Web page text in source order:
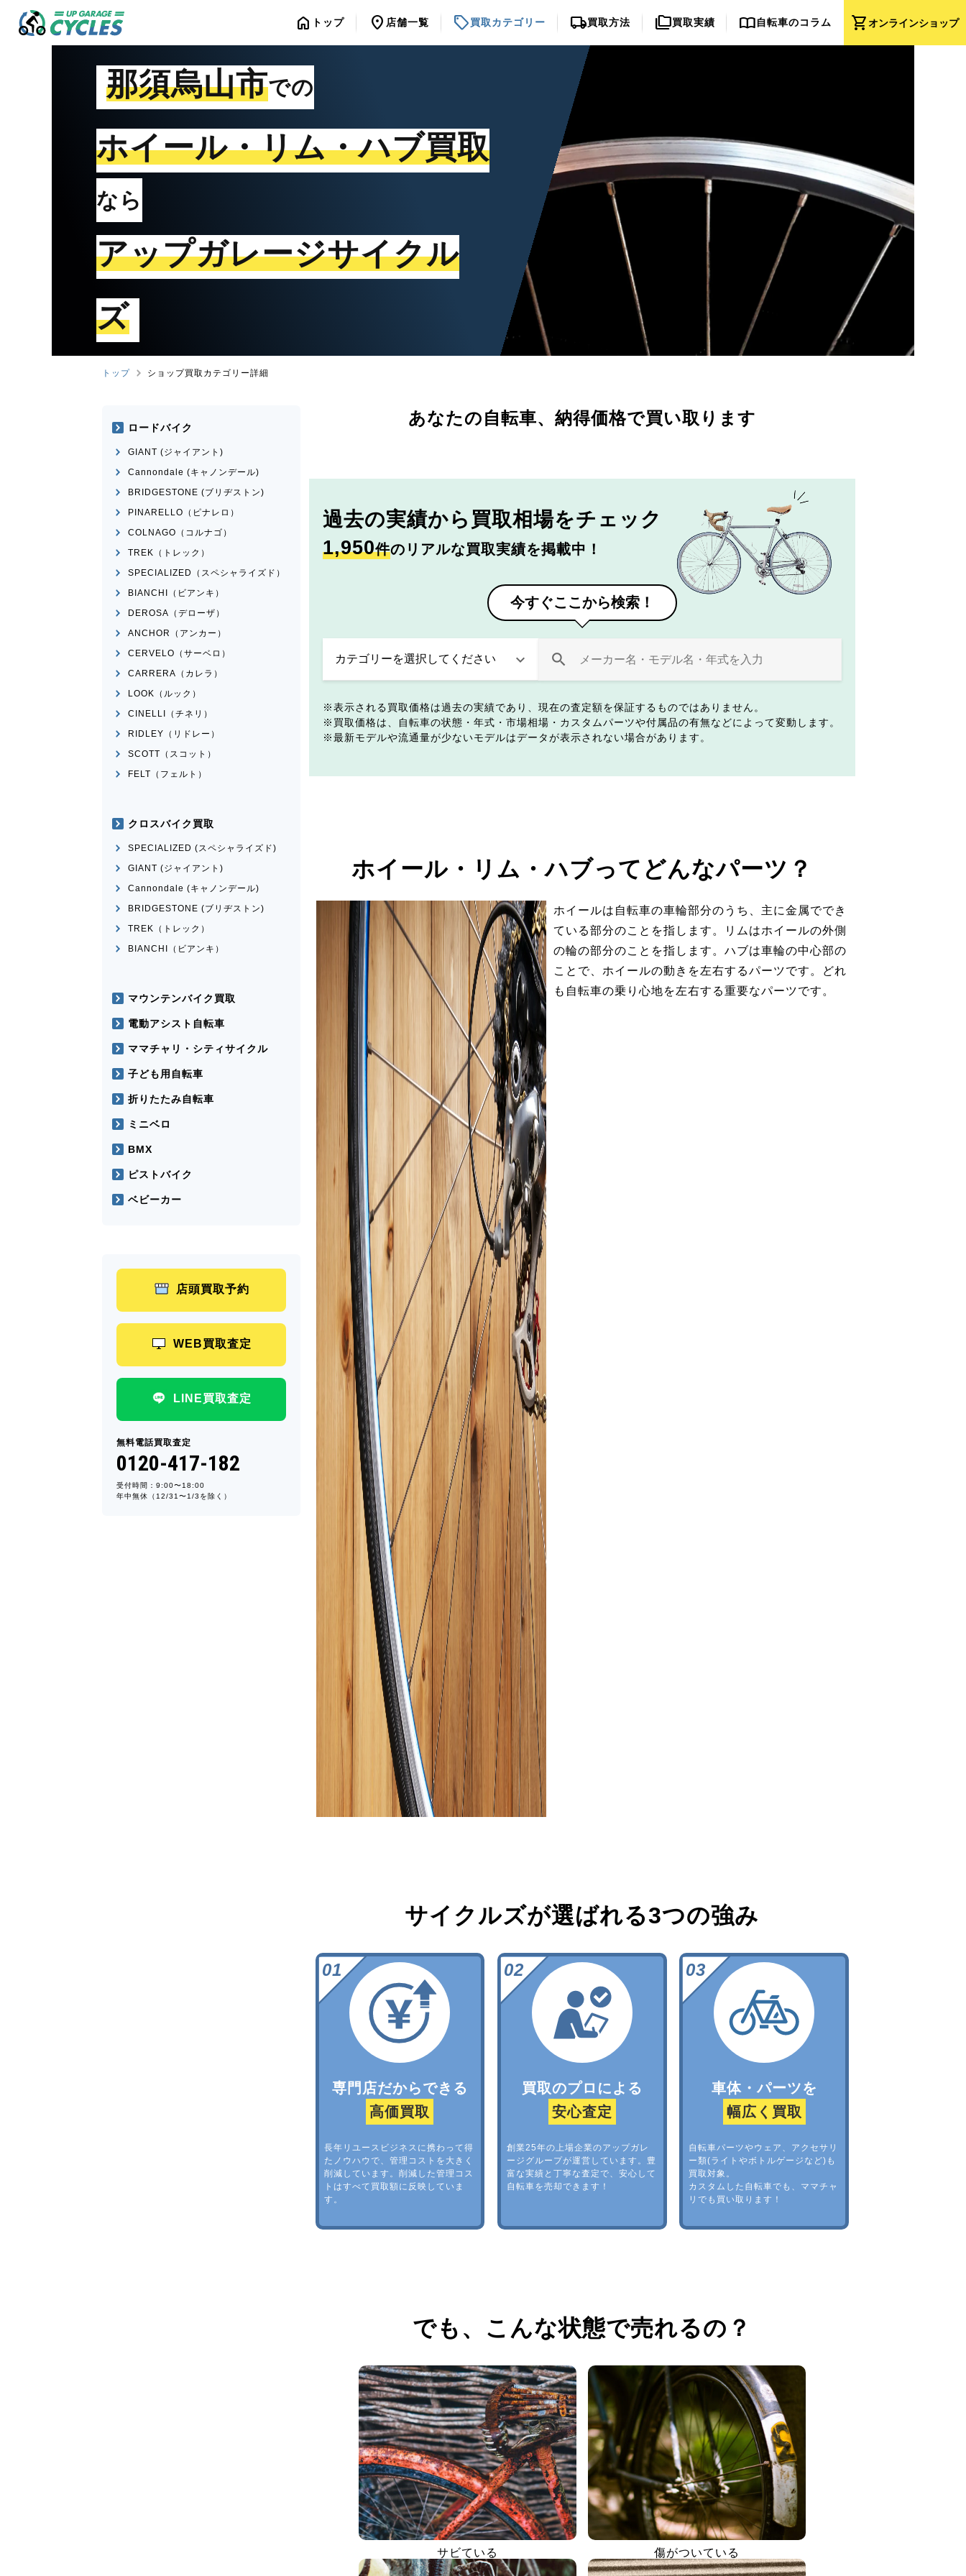
shopping_cartオンラインショップ
home トップ location_on 店舗一覧 sell買取カテゴリー local_shipping買取方法 folder_copy買取実績 import_contacts自転車のコラム
那須烏山市での
ホイール・リム・ハブ買取
なら
アップガレージサイクル
ズ
トップ ショップ買取カテゴリー詳細
あなたの自転車、 納得価格で買い取ります
過去の実績から 買取相場をチェック
1,950件のリアルな買取実績を掲載中！
今すぐここから検索！
表示される買取価格は過去の実績であり、現在の査定額を保証するものではありません。
買取価格は、自転車の状態・年式・市場相場・カスタムパーツや付属品の有無などによって変動します。
最新モデルや流通量が少ないモデルはデータが表示されない場合があります。
ホイール・リム・ハブってどんなパーツ？
ホイールは自転車の車輪部分のうち、主に金属ででき
ている部分のことを指します。リムはホイールの外側
の輪の部分のことを指します。ハブは車輪の中心部の
ことで、ホイールの動きを左右するパーツです。どれ
も自転車の乗り心地を左右する重要なパーツです。
サイクルズが選ばれる3つの強み
専門店だからできる
高価買取
長年リユースビジネスに携わって得
たノウハウで、管理コストを大きく
削減しています。削減した管理コス
トはすべて買取額に反映していま
す。
買取のプロによる
安心査定
創業25年の上場企業のアップガレ
ージグループが運営しています。豊
富な実績と丁寧な査定で、安心して
自転車を売却できます！
車体・パーツを
幅広く買取
自転車パーツやウェア、アクセサリ
ー類(ライトやボトルゲージなど)も
買取対象。
カスタムした自転車でも、ママチャ
リでも買い取ります！
でも、 こんな状態で売れるの？
サビている 傷がついている
ロードバイク
GIANT (ジャイアント)
Cannondale (キャノンデール)
BRIDGESTONE (ブリヂストン)
PINARELLO（ピナレロ）
COLNAGO（コルナゴ）
TREK（トレック）
SPECIALIZED（スペシャライズド）
BIANCHI（ビアンキ）
DEROSA（デローザ）
ANCHOR（アンカー）
CERVELO（サーベロ）
CARRERA（カレラ）
LOOK（ルック）
CINELLI（チネリ）
RIDLEY（リドレー）
SCOTT（スコット）
FELT（フェルト）
クロスバイク買取
SPECIALIZED (スペシャライズド)
GIANT (ジャイアント)
Cannondale (キャノンデール)
BRIDGESTONE (ブリヂストン)
TREK（トレック）
BIANCHI（ビアンキ）
マウンテンバイク買取
電動アシスト自転車
ママチャリ・シティサイクル
子ども用自転車
折りたたみ自転車
ミニベロ
BMX
ピストバイク
ベビーカー
店頭買取予約
WEB買取査定
LINE買取査定
無料電話買取査定
0120-417-182
受付時間：9:00〜18:00
年中無休（12/31〜1/3を除く）